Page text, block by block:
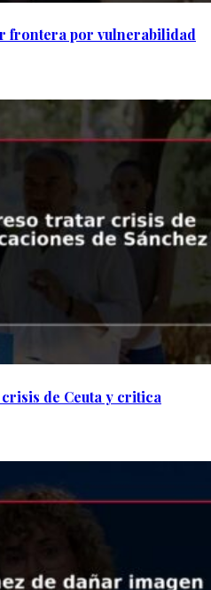
frontera por vulnerabilidad
de Ceuta y critica